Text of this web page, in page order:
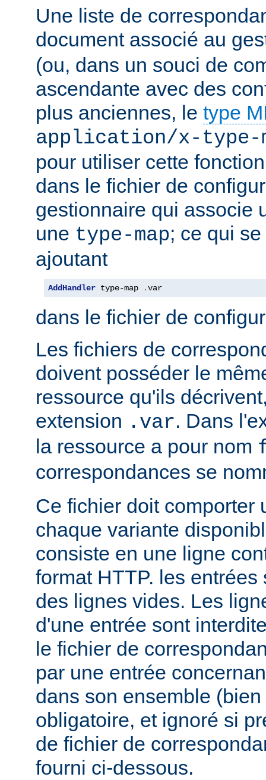
Une liste de
document associé au
(ou, dans un souci de
ascendante avec des
plus anciennes, le type
application/x-type-
pour utiliser cette
dans le fichier de
gestionnaire qui associe
une type-map; ce qui
ajoutant
AddHandler type-map .var
dans le fichier de
Les fichiers de
doivent posséder le
ressource qu'ils
extension .var. Dans
la ressource a pour nom
correspondances se
Ce fichier doit comporter
chaque variante
consiste en une ligne
format HTTP. les
des lignes vides. Les
d'une entrée sont
le fichier de
par une entrée
dans son ensemble
obligatoire, et ignoré si
de fichier de
fourni ci-dessous.